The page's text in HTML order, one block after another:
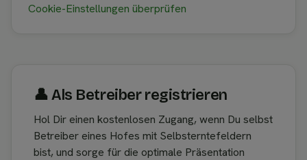
Cookie-Einstellungen überprüfen
👤︎ Als Betreiber registrieren
Hol Dir einen kostenlosen Zugang, wenn Du selbst
Betreiber eines Hofes mit Selbsterntefeldern
bist, und sorge für die optimale Präsentation